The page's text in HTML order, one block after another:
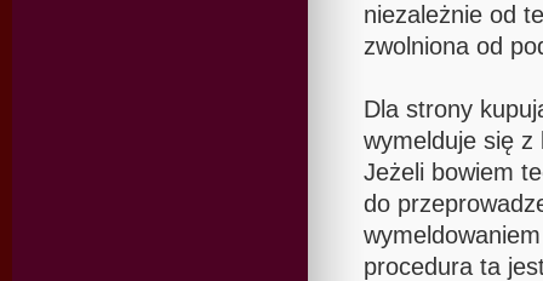
niezależnie od
zwolniona od
Dla strony
wymelduje się z
Jeżeli bowiem
do
procedura ta